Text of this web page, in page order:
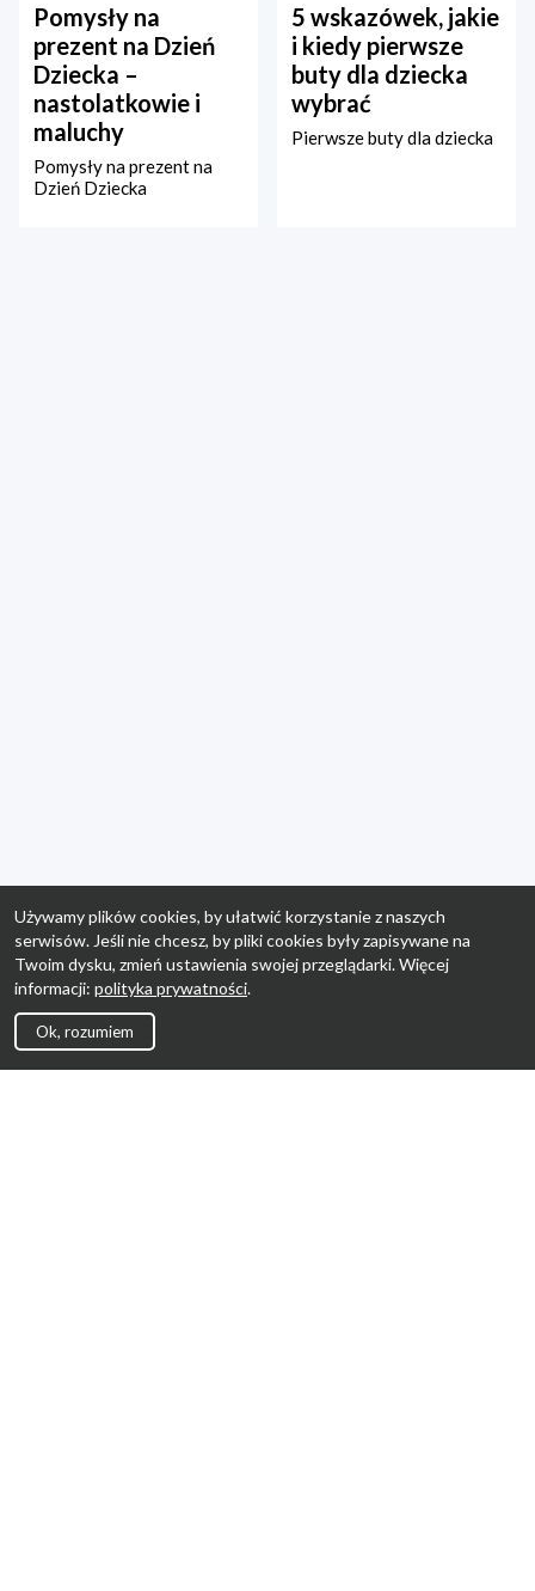
Pomysły na
prezent na Dzień
Dziecka –
nastolatkowie i
maluchy
Pomysły na prezent na
Dzień Dziecka
5 wskazówek, jakie
i kiedy pierwsze
buty dla dziecka
wybrać
Pierwsze buty dla dziecka
Używamy plików cookies, by ułatwić korzystanie z naszych
serwisów. Jeśli nie chcesz, by pliki cookies były zapisywane na
Twoim dysku, zmień ustawienia swojej przeglądarki. Więcej
informacji: polityka prywatności.
Ok, rozumiem